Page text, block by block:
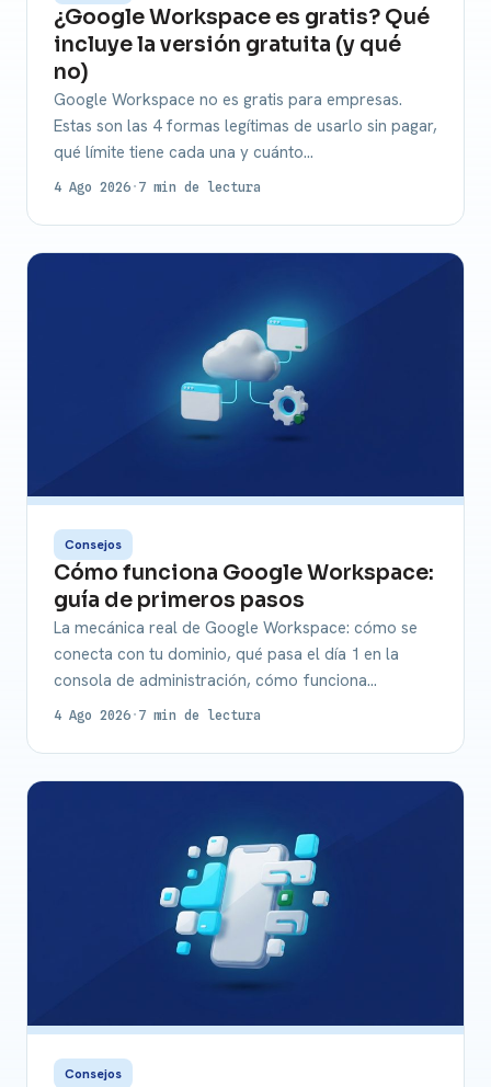
¿Google Workspace es gratis? Qué
incluye la versión gratuita (y qué
no)
Google Workspace no es gratis para empresas.
Estas son las 4 formas legítimas de usarlo sin pagar,
qué límite tiene cada una y cuánto…
4 Ago 2026 · 7 min de lectura
Consejos
Cómo funciona Google Workspace:
guía de primeros pasos
La mecánica real de Google Workspace: cómo se
conecta con tu dominio, qué pasa el día 1 en la
consola de administración, cómo funciona…
4 Ago 2026 · 7 min de lectura
Consejos